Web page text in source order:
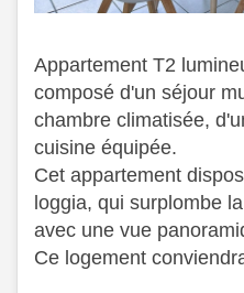
Appartement T2
composé d'un séjour
chambre climatisée,
cuisine équipée.
Cet appartement
loggia, qui surplombe
avec une vue
Ce logement